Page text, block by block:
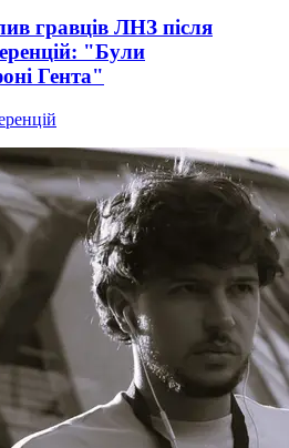
гравців ЛНЗ після
"Були
Гента"